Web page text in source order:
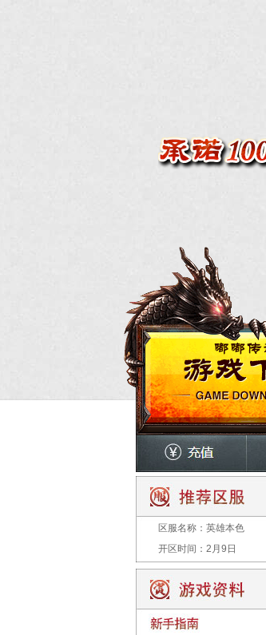
区服名称： 英雄本色
开区时间： 2月9日